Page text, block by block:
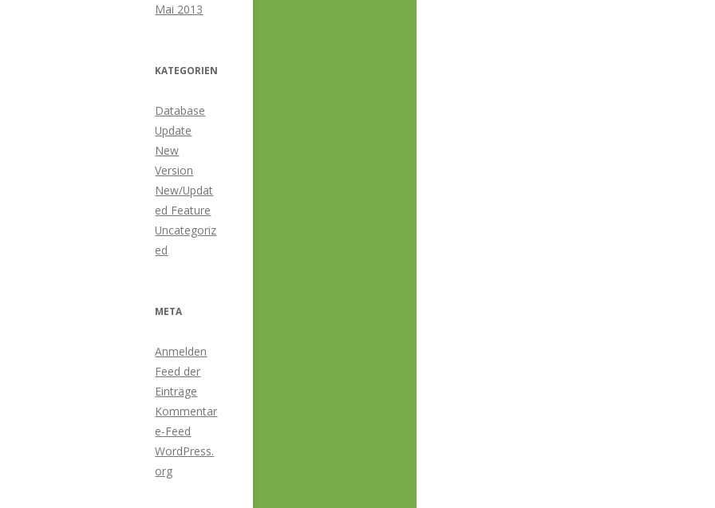
Mai 2013
KATEGORIEN
Database
Update
New
Version
New/Updat
ed Feature
Uncategoriz
ed
META
Anmelden
Feed der
Einträge
Kommentar
e-Feed
WordPress.
org